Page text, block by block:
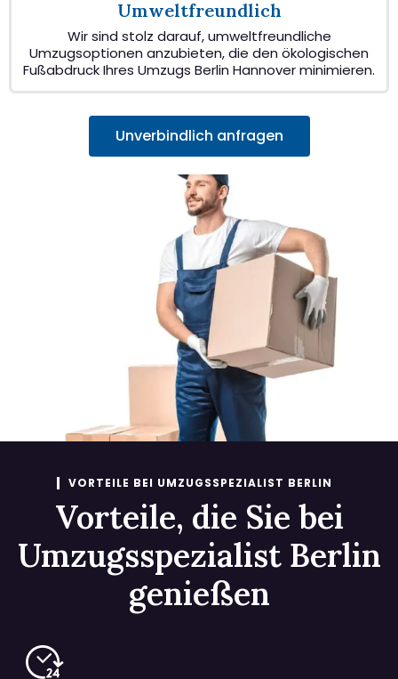
Umweltfreundlich
Wir sind stolz darauf, umweltfreundliche
Umzugsoptionen anzubieten, die den ökologischen
Fußabdruck Ihres Umzugs Berlin Hannover minimieren.
Unverbindlich anfragen
VORTEILE BEI UMZUGSSPEZIALIST BERLIN
Vorteile, die Sie bei
Umzugsspezialist Berlin
genießen